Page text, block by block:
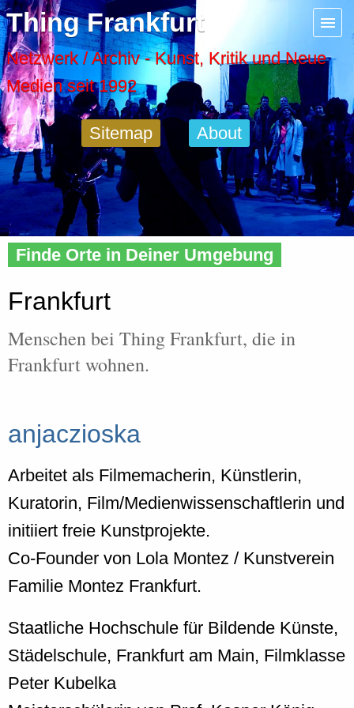
Thing Frankfurt
Netzwerk / Archiv - Kunst, Kritik und Neue
Medien seit 1992
Sitemap About
Home» People» City » Frankfurt
Finde Orte in Deiner Umgebung
Frankfurt
Menschen bei Thing Frankfurt, die in
Frankfurt wohnen.
anjaczioska
Arbeitet als Filmemacherin, Künstlerin,
Kuratorin, Film/Medienwissenschaftlerin und
initiiert freie Kunstprojekte.
Co-Founder von Lola Montez / Kunstverein
Familie Montez Frankfurt.
Staatliche Hochschule für Bildende Künste,
Städelschule, Frankfurt am Main, Filmklasse
Peter Kubelka
Menu
Artspaces
Cool Places
Frankfurt Diary
Activity
Recent Posts